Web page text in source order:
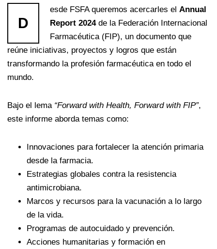
D
esde FSFA queremos acercarles el Annual
Report 2024de la Federación Internacional
Farmacéutica (FIP), un documento que
reúne iniciativas, proyectos y logros que están
transformando la profesión farmacéutica en todo el
mundo.
Bajo el lema “Forward with Health, Forward with FIP”,
este informe aborda temas como:
Innovaciones para fortalecer la atención primaria
desde la farmacia.
Estrategias globales contra la resistencia
antimicrobiana.
Marcos y recursos para la vacunación a lo largo
de la vida.
Programas de autocuidado y prevención.
Acciones humanitarias y formación en